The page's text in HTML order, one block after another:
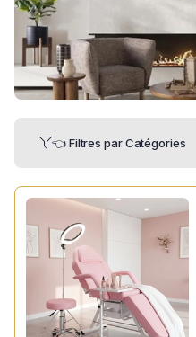
👈 Filtres par Catégories